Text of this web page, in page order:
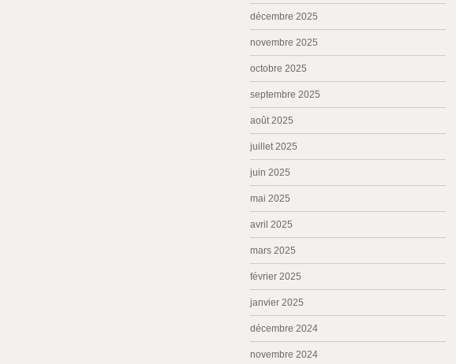
décembre 2025
novembre 2025
octobre 2025
septembre 2025
août 2025
juillet 2025
juin 2025
mai 2025
avril 2025
mars 2025
février 2025
janvier 2025
décembre 2024
novembre 2024